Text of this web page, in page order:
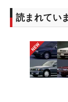
読まれてい